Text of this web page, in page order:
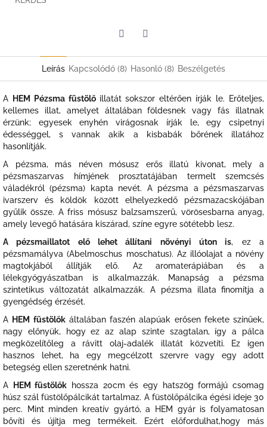
Leírás Kapcsolódó (8) Hasonló (8) Beszélgetés
A HEM Pézsma füstölő illatát sokszor eltérően írják le. Erőteljes,
kellemes illat, amelyet általában földesnek vagy fás illatnak
érzünk; egyesek enyhén virágosnak írják le, egy csipetnyi
édességgel, s vannak akik a kisbabák bőrének illatához
hasonlítják.
A pézsma, más néven mósusz erős illatú kivonat, mely a
pézsmaszarvas hímjének prosztatájában termelt szemcsés
váladékról (pézsma) kapta nevét. A pézsma a pézsmaszarvas
ivarszerv és köldök között elhelyezkedő pézsmazacskójában
gyűlik össze. A friss mósusz balzsamszerű, vörösesbarna anyag,
amely levegő hatására kiszárad, színe egyre sötétebb lesz.
A pézsmaillatot elő lehet állítani növényi úton is, ez a
pézsmamályva (Abelmoschus moschatus). Az illóolajat a növény
magtokjából állítják elő. Az aromaterápiában és a
lélekgyógyászatban is alkalmazzák. Manapság a pézsma
szintetikus változatát alkalmazzák. A pézsma illata finomítja a
gyengédség érzését.
A HEM füstölőkáltalában faszén alapúak erősen fekete színűek,
nagy előnyük, hogy ez az alap szinte szagtalan, így a pálca
megközelítőleg a rávitt olaj-adalék illatát közvetíti. Ez igen
hasznos lehet, ha egy megcélzott szervre vagy egy adott
betegség ellen szeretnénk hatni.
A
HEM füstölők hossza 20cm és egy hatszög formájú csomag
húsz szál füstölőpálcikát tartalmaz. A füstölőpálcika égési ideje 30
perc. Mint minden kreatív gyártó, a HEM gyár is folyamatosan
bővíti és újítja meg termékeit. Ezért előfordulhat,hogy más